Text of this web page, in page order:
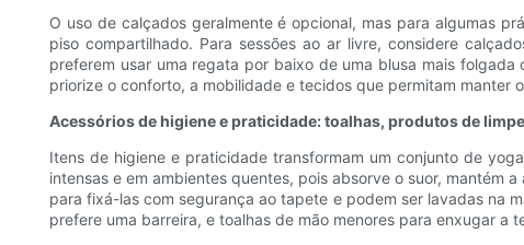
O uso de calçados geralmente é opcional, mas para algumas
piso compartilhado. Para sessões ao ar livre, considere
preferem usar uma regata por baixo de uma blusa mais
priorize o conforto, a mobilidade e tecidos que permitam manter
Acessórios de higiene e praticidade: toalhas, produtos de
Itens de higiene e praticidade transformam um conjunto de
intensas e em ambientes quentes, pois absorve o suor, mantém
para fixá-las com segurança ao tapete e podem ser lavadas na
prefere uma barreira, e toalhas de mão menores para enxugar a